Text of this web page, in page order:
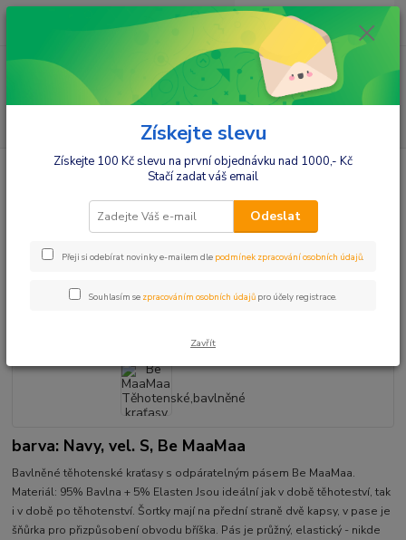
ks
za 0,00 Kč
Móda pro maminky Kraťasy
Be MaaMaa Těhotenské,bavlněné
kraťasy s odpáratelným pásem - Navy, vel. S
Be MaaMaa Těhotenské,bavlněné
kraťasy s odpáratelným pásem -
Navy, vel. S
barva: Navy, vel. S, Be MaaMaa
Bavlněné těhotenské kraťasy s odpáratelným pásem Be MaaMaa.
Materiál: 95% Bavlna + 5% Elasten Jsou ideální jak v době těhoteství, tak
i v době po těhotenství. Šortky mají na přední straně dvě kapsy, v pase je
šňůrka pro přizpůsobení obvodu bříška. Pás je průžný, elastický - nikde
Získejte slevu
Získejte 100 Kč slevu na první objednávku nad 1000,- Kč
Stačí zadat váš email
Odeslat
Přeji si odebírat novinky e-mailem dle podmínek zpracování osobních údajů.
Souhlasím se zpracováním osobních údajů pro účely registrace.
Zavřít